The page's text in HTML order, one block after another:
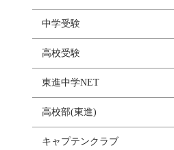
中学受験
高校受験
東進中学NET
高校部(東進)
キャプテンクラブ